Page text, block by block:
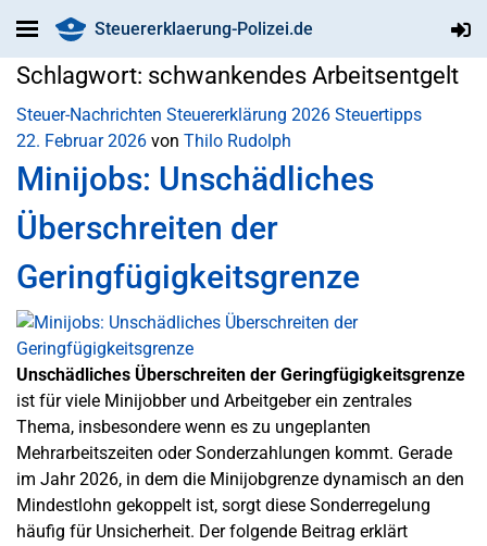
Steuererklaerung-Polizei.de
Schlagwort: schwankendes Arbeitsentgelt
Steuer-Nachrichten Steuererklärung 2026 Steuertipps
22. Februar 2026 von Thilo Rudolph
Minijobs: Unschädliches
Überschreiten der
Geringfügigkeitsgrenze
Unschädliches Überschreiten der Geringfügigkeitsgrenze
ist für viele Minijobber und Arbeitgeber ein zentrales
Thema, insbesondere wenn es zu ungeplanten
Mehrarbeitszeiten oder Sonderzahlungen kommt. Gerade
im Jahr 2026, in dem die Minijobgrenze dynamisch an den
Mindestlohn gekoppelt ist, sorgt diese Sonderregelung
häufig für Unsicherheit. Der folgende Beitrag erklärt